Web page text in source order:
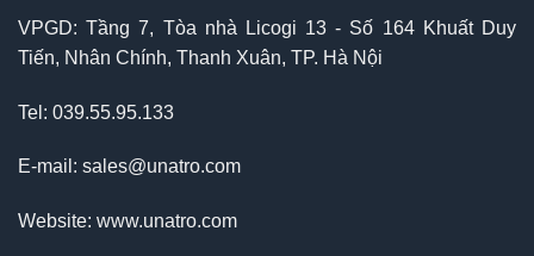
VPGD: Tầng 7, Tòa nhà Licogi 13 - Số 164 Khuất Duy
Tiến, Nhân Chính, Thanh Xuân, TP. Hà Nội
Tel: 039.55.95.133
E-mail: sales@unatro.com
Website: www.unatro.com